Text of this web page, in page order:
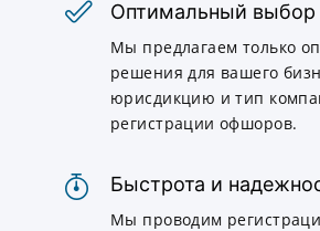
Оптимальный выбор
Мы предлагаем только
решения для вашего
юрисдикцию и тип
регистрации офшоров.
Быстрота и
Мы проводим